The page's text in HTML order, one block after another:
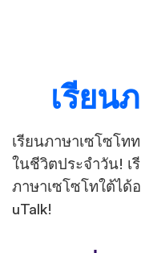
เรียน
เรียนภาษาเซโซโท
ในชีวิตประจำวัน! เ
ภาษาเซโซโทใต้ได้
uTalk!